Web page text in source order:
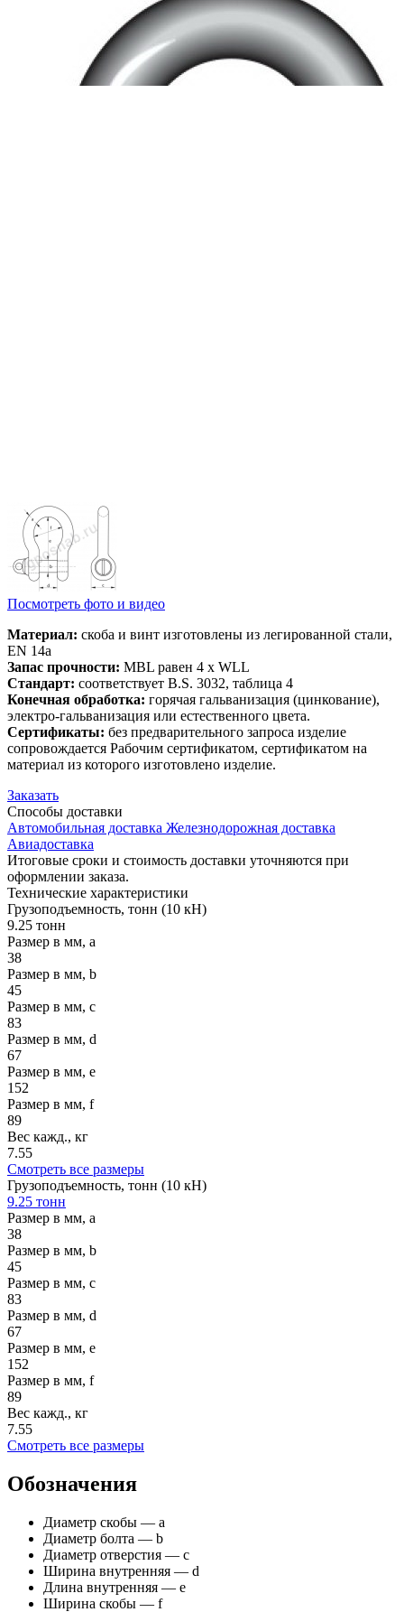
Посмотреть фото и видео
Материал: скоба и винт изготовлены из легированной стали,
EN 14a
Запас прочности: MBL равен 4 x WLL
Стандарт: соответствует B.S. 3032, таблица 4
Конечная обработка: горячая гальванизация (цинкование),
электро-гальванизация или естественного цвета.
Сертификаты: без предварительного запроса изделие
сопровождается Рабочим сертификатом, сертификатом на
материал из которого изготовлено изделие.
Заказать
Способы доставки
Автомобильная доставка Железнодорожная доставка
Авиадоставка
Итоговые сроки и стоимость доставки уточняются при
оформлении заказа.
Технические характеристики
Грузоподъемность, тонн (10 кН)
9.25 тонн
Размер в мм, a
38
Размер в мм, b
45
Размер в мм, c
83
Размер в мм, d
67
Размер в мм, e
152
Размер в мм, f
89
Вес кажд., кг
7.55
Смотреть все размеры
Грузоподъемность, тонн (10 кН)
9.25 тонн
Размер в мм, a
38
Размер в мм, b
45
Размер в мм, c
83
Размер в мм, d
67
Размер в мм, e
152
Размер в мм, f
89
Вес кажд., кг
7.55
Смотреть все размеры
Обозначения
Диаметр скобы — а
Диаметр болта — b
Диаметр отверстия — с
Ширина внутренняя — d
Длина внутренняя — е
Ширина скобы — f